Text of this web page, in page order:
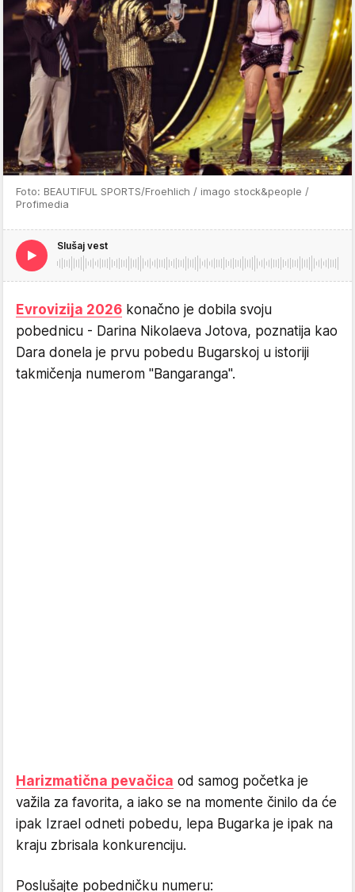
Foto: BEAUTIFUL SPORTS/Froehlich / imago stock&people /
Profimedia
Slušaj vest
Evrovizija 2026 konačno je dobila svoju
pobednicu - Darina Nikolaeva Jotova, poznatija kao
Dara donela je prvu pobedu Bugarskoj u istoriji
takmičenja numerom "Bangaranga".
Harizmatična pevačica od samog početka je
važila za favorita, a iako se na momente činilo da će
ipak Izrael odneti pobedu, lepa Bugarka je ipak na
kraju zbrisala konkurenciju.
Poslušajte pobedničku numeru: